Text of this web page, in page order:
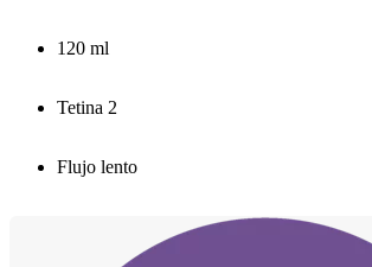
120 ml
Tetina 2
Flujo lento